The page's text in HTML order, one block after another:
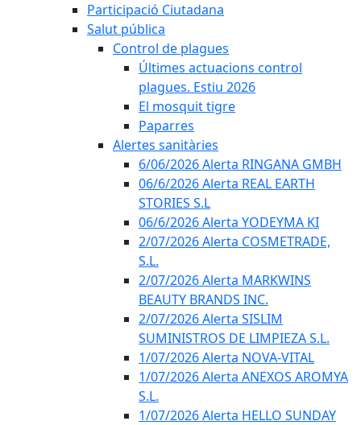
Participació Ciutadana
Salut pública
Control de plagues
Últimes actuacions control
plagues. Estiu 2026
El mosquit tigre
Paparres
Alertes sanitàries
6/06/2026 Alerta RINGANA GMBH
06/6/2026 Alerta REAL EARTH
STORIES S.L
06/6/2026 Alerta YODEYMA KI
2/07/2026 Alerta COSMETRADE,
S.L.
2/07/2026 Alerta MARKWINS
BEAUTY BRANDS INC.
2/07/2026 Alerta SISLIM
SUMINISTROS DE LIMPIEZA S.L.
1/07/2026 Alerta NOVA-VITAL
1/07/2026 Alerta ANEXOS AROMYA
S.L.
1/07/2026 Alerta HELLO SUNDAY